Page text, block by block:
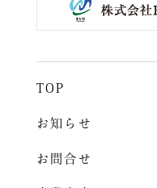
TOP
お知らせ
お問合せ